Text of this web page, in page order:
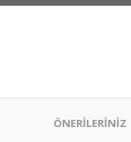
ÖNERİLERİNİZ